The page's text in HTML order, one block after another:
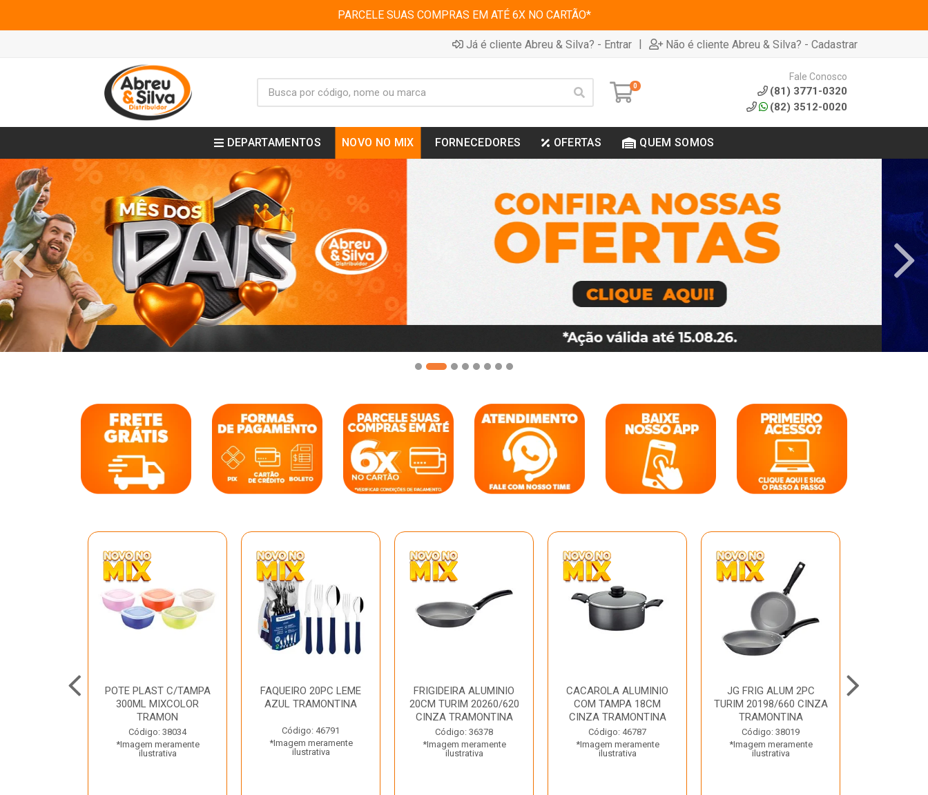
PARCELE SUAS COMPRAS EM ATÉ 6X NO CARTÃO*
Já é cliente Abreu & Silva? - Entrar | Não é cliente Abreu & Silva? - Cadastrar
0
Fale Conosco
(81) 3771-0320
(82) 3512-0020
DEPARTAMENTOS NOVO NO MIX FORNECEDORES OFERTAS QUEM SOMOS
POTE PLAST C/TAMPA
300ML MIXCOLOR
TRAMON
Código: 38034
*Imagem meramente
ilustrativa
FAQUEIRO 20PC LEME
AZUL TRAMONTINA
Código: 46791
*Imagem meramente
ilustrativa
FRIGIDEIRA ALUMINIO
20CM TURIM 20260/620
CINZA TRAMONTINA
Código: 36378
*Imagem meramente
ilustrativa
CACAROLA ALUMINIO
COM TAMPA 18CM
CINZA TRAMONTINA
Código: 46787
*Imagem meramente
ilustrativa
JG FRIG ALUM 2PC
TURIM 20198/660 CINZA
TRAMONTINA
Código: 38019
*Imagem meramente
ilustrativa